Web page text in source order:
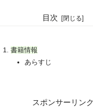
目次
書籍情報
あらすじ
スポンサーリンク